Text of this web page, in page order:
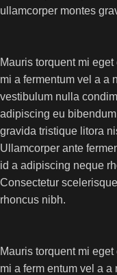
ullamcorper montes
Mauris torquent mi
mi a fermentum vel a a
vestibulum nulla
adipiscing eu
gravida tristique litora
Ullamcorper ante
id a adipiscing neque
Consectetur
rhoncus nibh.
Mauris torquent mi
mi a ferm entum vel a